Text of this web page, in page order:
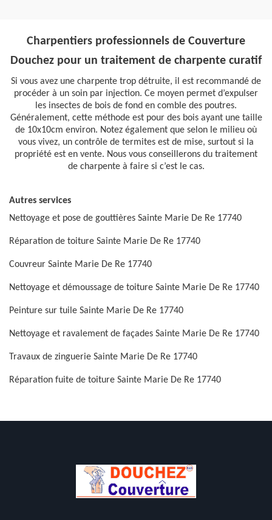
Charpentiers professionnels de Couverture
Douchez pour un traitement de charpente curatif
Si vous avez une charpente trop détruite, il est recommandé de
procéder à un soin par injection. Ce moyen permet d’expulser
les insectes de bois de fond en comble des poutres.
Généralement, cette méthode est pour des bois ayant une taille
de 10x10cm environ. Notez également que selon le milieu où
vous vivez, un contrôle de termites est de mise, surtout si la
propriété est en vente. Nous vous conseillerons du traitement
de charpente à faire si c’est le cas.
Autres services
Nettoyage et pose de gouttières Sainte Marie De Re 17740
Réparation de toiture Sainte Marie De Re 17740
Couvreur Sainte Marie De Re 17740
Nettoyage et démoussage de toiture Sainte Marie De Re 17740
Peinture sur tuile Sainte Marie De Re 17740
Nettoyage et ravalement de façades Sainte Marie De Re 17740
Travaux de zinguerie Sainte Marie De Re 17740
Réparation fuite de toiture Sainte Marie De Re 17740